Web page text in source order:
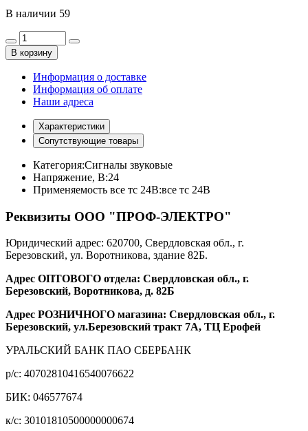
В наличии 59
В корзину
Информация о доставке
Информация об оплате
Наши адреса
Характеристики
Сопутствующие товары
Категория:Сигналы звуковые
Напряжение, В:24
Применяемость все тс 24В:все тс 24В
Реквизиты ООО "ПРОФ-ЭЛЕКТРО"
Юридический адрес: 620700, Свердловская обл., г.
Березовский, ул. Воротникова, здание 82Б.
Адрес ОПТОВОГО отдела: Свердловская обл., г.
Березовский, Воротникова, д. 82Б
Адрес РОЗНИЧНОГО магазина: Свердловская обл., г.
Березовский, ул.Березовский тракт 7А, ТЦ Ерофей
УРАЛЬСКИЙ БАНК ПАО СБЕРБАНК
р/c: 40702810416540076622
БИК: 046577674
к/c: 30101810500000000674